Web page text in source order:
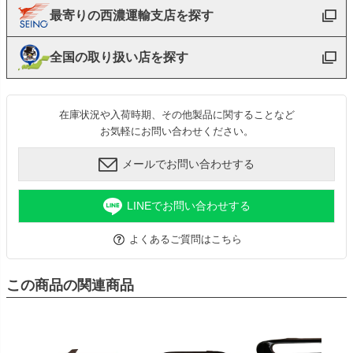
最寄りの西濃運輸支店を探す
全国の取り扱い店を探す
在庫状況や入荷時期、その他製品に関することなど
お気軽にお問い合わせください。
メールでお問い合わせする
LINEでお問い合わせする
よくあるご質問はこちら
この商品の関連商品